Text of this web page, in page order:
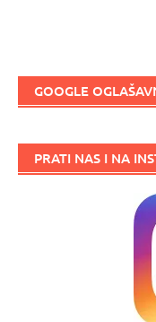
GOOGLE
PRATI NAS I NA